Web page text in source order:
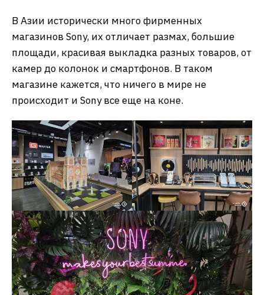
В Азии исторически много фирменных
магазинов Sony, их отличает размах, большие
площади, красивая выкладка разных товаров, от
камер до колонок и смартфонов. В таком
магазине кажется, что ничего в мире не
происходит и Sony все еще на коне.